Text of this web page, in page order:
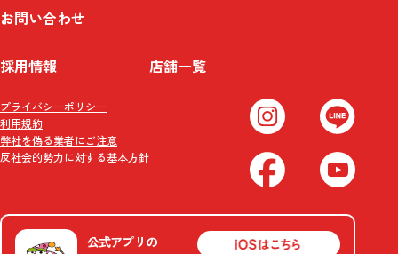
お問い合わせ
採用情報 店舗一覧
プライバシーポリシー
利用規約
弊社を偽る業者にご注意
反社会的勢力に対する基本方針
公式アプリの